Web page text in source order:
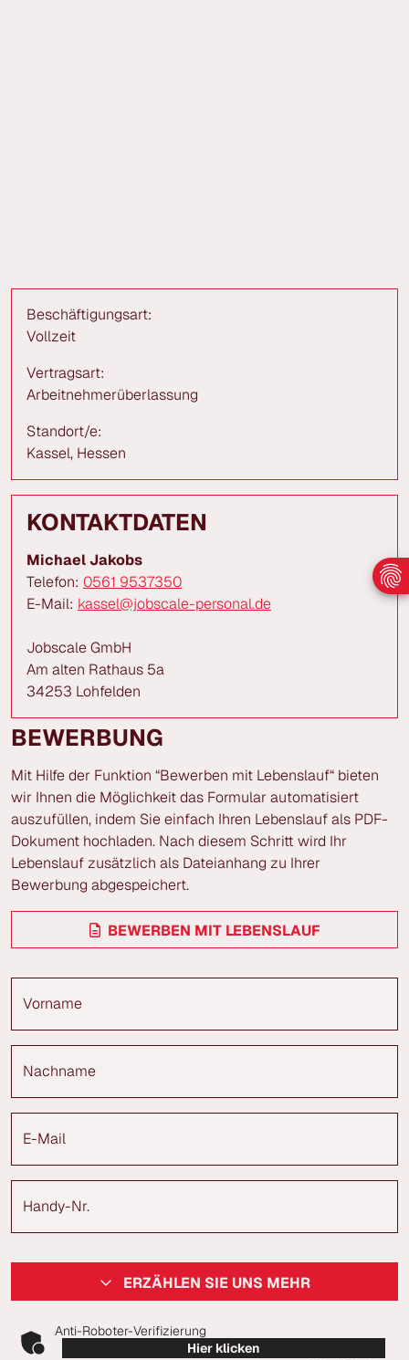
Beschäftigungsart:
Vollzeit
Vertragsart:
Arbeitnehmerüberlassung
Standort/e:
Kassel, Hessen
KONTAKTDATEN
Michael Jakobs
Telefon: 0561 9537350
E-Mail: kassel@jobscale-personal.de
Jobscale GmbH
Am alten Rathaus 5a
34253 Lohfelden
BEWERBUNG
Mit Hilfe der Funktion “Bewerben mit Lebenslauf“ bieten
wir Ihnen die Möglichkeit das Formular automatisiert
auszufüllen, indem Sie einfach Ihren Lebenslauf als PDF-
Dokument hochladen. Nach diesem Schritt wird Ihr
Lebenslauf zusätzlich als Dateianhang zu Ihrer
Bewerbung abgespeichert.
BEWERBEN MIT LEBENSLAUF
Vorname
Nachname
E-Mail
Handy-Nr.
ERZÄHLEN SIE UNS MEHR
Anti-Roboter-Verifizierung
Hier klicken